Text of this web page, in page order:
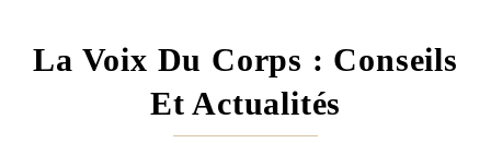
La Voix Du Corps : Conseils
Et Actualités